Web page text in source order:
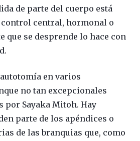
de parte del cuerpo está
central, hormonal o
que se desprende lo hace con
en varios
no tan excepcionales
por Sayaka Mitoh. Hay
parte de los apéndices o
de las branquias que, como